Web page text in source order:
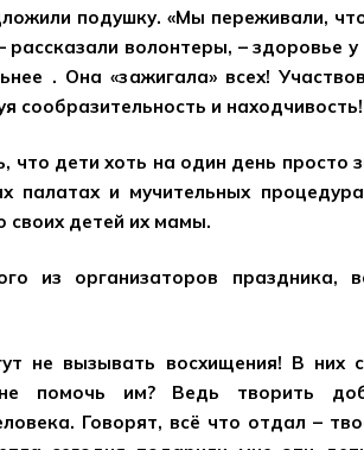
подушку. «Мы переживали,
рассказали волонтеры, – здоровье
. Она «зажигала» всех!
сообразительность и находчивость!
что дети хоть на один день просто
палатах и мучительных
своих детей их мамы.
из организаторов праздника,
не вызывать восхищения! В них
помочь им? Ведь творить
Говорят, всё что отдал –